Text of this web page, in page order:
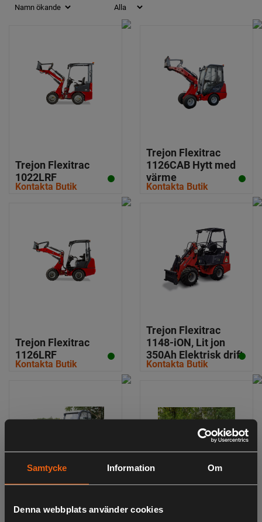
Samtycke Information Om
Denna webbplats använder cookies
Trejon Flexitrac
1022LRF
Kontakta Butik
Trejon Flexitrac
1126CAB Hytt med
värme
Kontakta Butik
Trejon Flexitrac
1126LRF
Kontakta Butik
Trejon Flexitrac
1148-iON, Lit jon
350Ah Elektrisk drift
Kontakta Butik
Trejon Flexitrac
Trejon Flexitrac